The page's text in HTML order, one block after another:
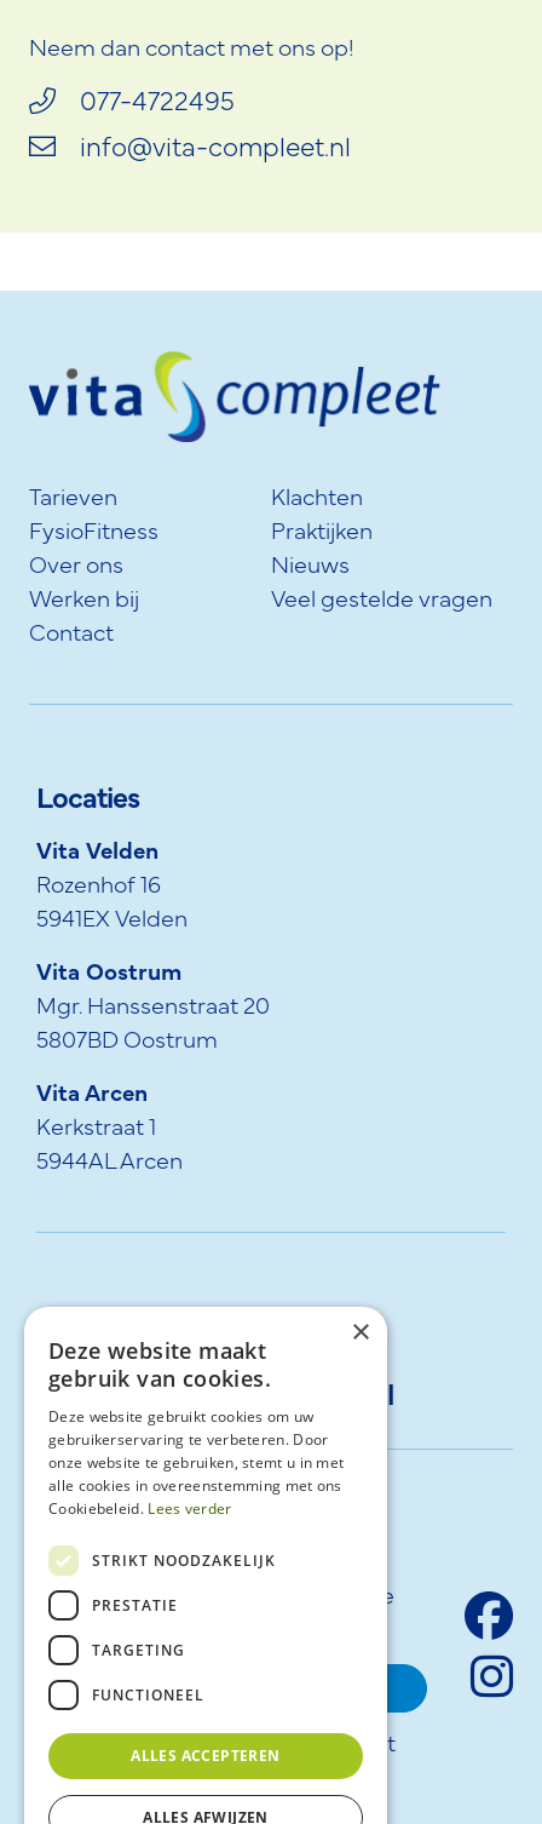
Neem dan contact met ons op!
077-4722495
info@vita-compleet.nl
Tarieven
Klachten
FysioFitness
Praktijken
Over ons
Nieuws
Werken bij
Veel gestelde vragen
Contact
Locaties
Vita Velden
Rozenhof 16
5941EX Velden
Vita Oostrum
Mgr. Hanssenstraat 20
5807BD Oostrum
Vita Arcen
Kerkstraat 1
5944AL Arcen
info@vita-compleet.nl
Schrijf je in voor onze
nieuwsbrief
Blijf op de hoogte van al ons laatste
nieuws en updates.
inschrijven
© 2026 - Vita Compleet
Algemene voorwaarden
Huisregels
×
Deze website maakt
gebruik van cookies.
Deze website gebruikt cookies om uw
gebruikerservaring te verbeteren. Door
onze website te gebruiken, stemt u in met
alle cookies in overeenstemming met ons
Cookiebeleid. Lees verder
STRIKT NOODZAKELIJK
PRESTATIE
TARGETING
FUNCTIONEEL
ALLES ACCEPTEREN
ALLES AFWIJZEN